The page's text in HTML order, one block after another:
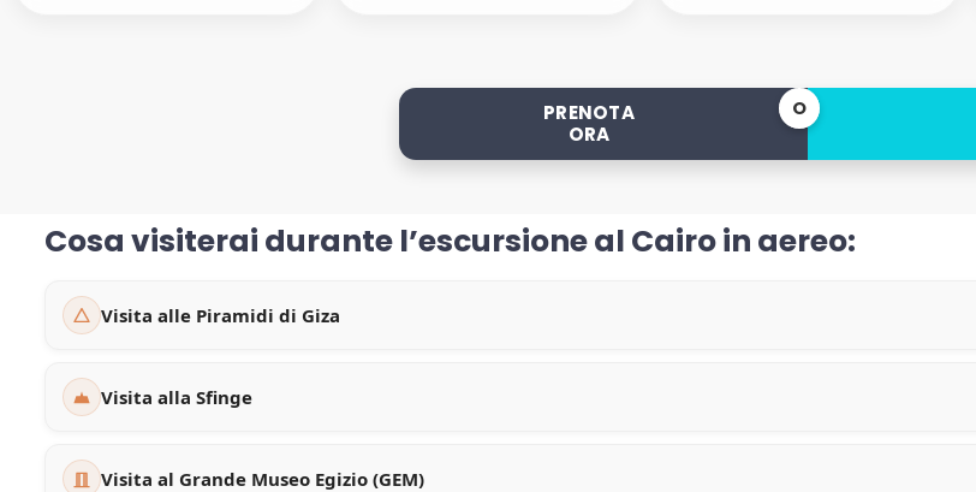
PRENOTA
ORA
O
Cosa visiterai durante l’escursione al Cairo in aereo:
Visita alle Piramidi di Giza
Visita alla Sfinge
Visita al Grande Museo Egizio (GEM)